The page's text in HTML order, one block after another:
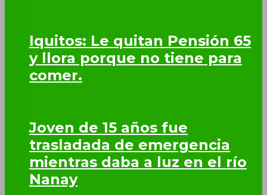
Iquitos: Le quitan Pensión 65
y llora porque no tiene para
comer.
Joven de 15 años fue
trasladada de emergencia
mientras daba a luz en el río
Nanay